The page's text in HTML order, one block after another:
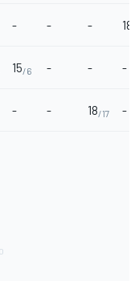
- - - 18
15/6 - - -
- - 18/17 -